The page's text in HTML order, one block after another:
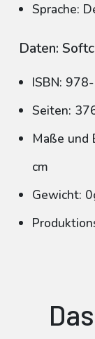
Sprache:
Daten:
ISBN:
Seiten:
Maße und
cm
Gewicht: